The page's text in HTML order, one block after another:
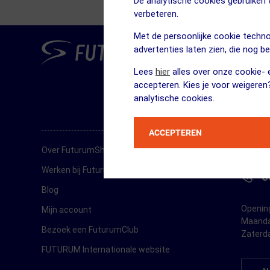
verbeteren.
Met de persoonlijke cookie
advertenties laten zien, die nog
Lees hier alles over onze cookie-
accepteren. Kies je voor
analytische cookies.
ACCEPTEREN
Fietstrainers
Hardlopen
Op de
Over FuturumShop
Werken bij FuturumShop
Blog
Mijn account
Bezoek een FuturumClub
FUTURUM Internationale website